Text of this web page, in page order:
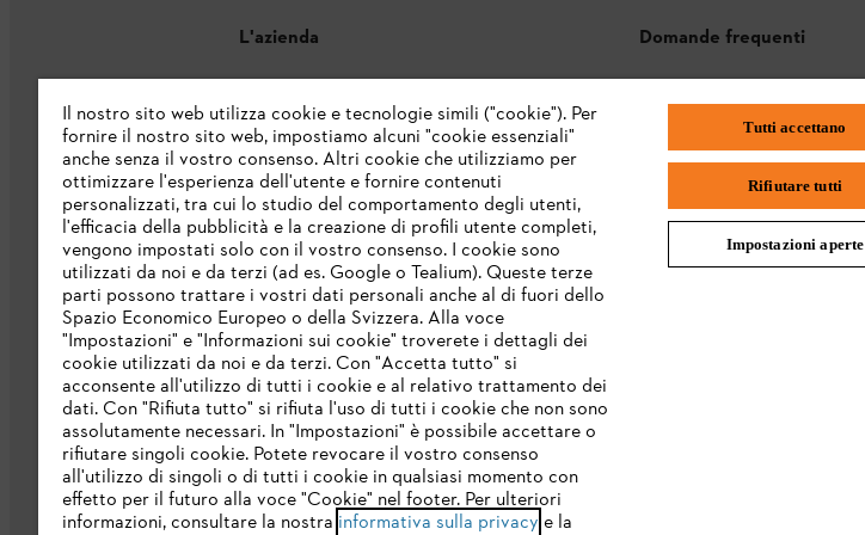
L'azienda
Catalogo
Informazioni per i fornitori
Sistema di denuncia STIHL
Domande frequenti
Batterie e attrezzi elettrici
Istruzioni per l'uso
Protezione dati Nota legale Cookies Informazioni legali
Il nostro sito web utilizza cookie e tecnologie simili ("cookie"). Per
fornire il nostro sito web, impostiamo alcuni "cookie essenziali"
anche senza il vostro consenso. Altri cookie che utilizziamo per
ottimizzare l'esperienza dell'utente e fornire contenuti
personalizzati, tra cui lo studio del comportamento degli utenti,
l'efficacia della pubblicità e la creazione di profili utente completi,
vengono impostati solo con il vostro consenso. I cookie sono
utilizzati da noi e da terzi (ad es. Google o Tealium). Queste terze
parti possono trattare i vostri dati personali anche al di fuori dello
Spazio Economico Europeo o della Svizzera. Alla voce
"Impostazioni" e "Informazioni sui cookie" troverete i dettagli dei
cookie utilizzati da noi e da terzi. Con "Accetta tutto" si
acconsente all'utilizzo di tutti i cookie e al relativo trattamento dei
dati. Con "Rifiuta tutto" si rifiuta l'uso di tutti i cookie che non sono
assolutamente necessari. In "Impostazioni" è possibile accettare o
rifiutare singoli cookie. Potete revocare il vostro consenso
all'utilizzo di singoli o di tutti i cookie in qualsiasi momento con
effetto per il futuro alla voce "Cookie" nel footer. Per ulteriori
informazioni, consultare la nostra informativa sulla privacy e la
Tutti accettano
Rifiutare tutti
Impostazioni aperte